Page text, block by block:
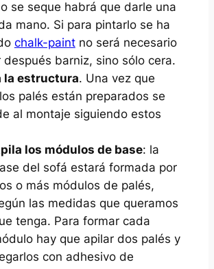
se seque habrá que darle una
mano. Si para pintarlo se ha
chalk-paintno será necesario
después barniz, sino sólo cera.
la estructura. Una vez que
palés están preparados se
al montaje siguiendo estos
los módulos de base: la
del sofá estará formada por
o más módulos de palés,
las medidas que queramos
tenga. Para formar cada
hay que apilar dos palés y
con adhesivo de